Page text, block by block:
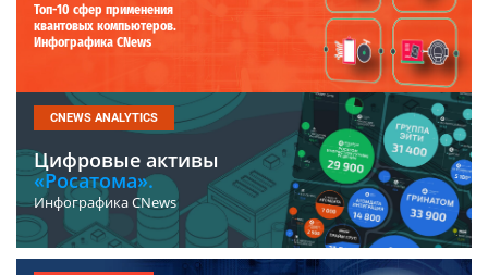
Топ-10 сфер применения
квантовых компьютеров.
Инфографика CNews
CNEWS ANALYTICS
Цифровые активы
«Росатома».
Инфографика CNews